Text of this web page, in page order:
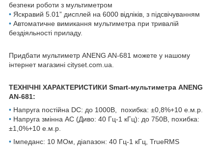
безпеки роботи з мультиметром
• Яскравий 5.01” дисплей на 6000 відліків, з підсвічуванням
• Автоматичне вимикання мультиметра при тривалій
бездіяльності приладу.
Придбати мультиметр ANENG AN-681 можете у нашому
інтернет магазині cityset.com.ua.
ТЕХНІЧНІ ХАРАКТЕРИСТИКИ Smart-мультиметра ANENG
AN-681:
• Напруга постійна DC: до 1000В, похибка: ±0,8%+10 е.м.р.
• Напруга змінна AC (Диво: 40 Гц-1 кГц): до 750В, похибка:
±1,0%+10 е.м.р.
• Імпеданс: 10 МОм, діапазон: 40 Гц-1 кГц, TrueRMS